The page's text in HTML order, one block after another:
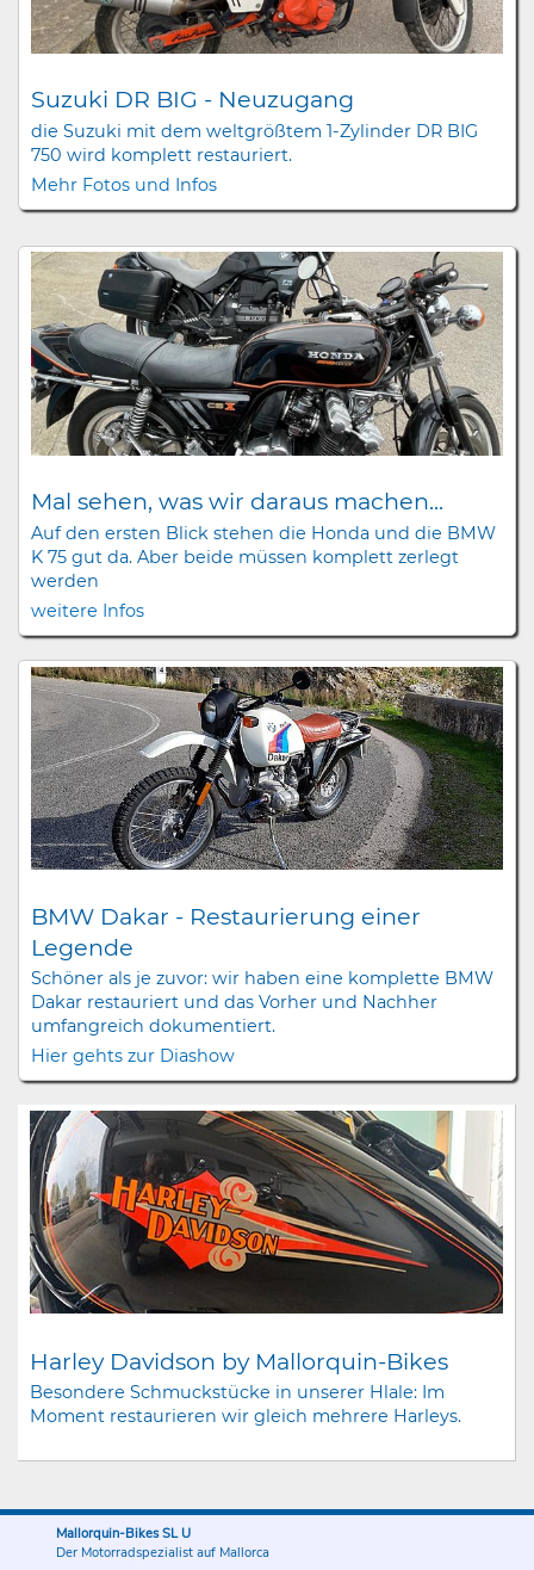
Suzuki DR BIG - Neuzugang
die Suzuki mit dem weltgrößtem 1-Zylinder DR BIG
750 wird komplett restauriert.
Mehr Fotos und Infos
Mal sehen, was wir daraus machen...
Auf den ersten Blick stehen die Honda und die BMW
K 75 gut da. Aber beide müssen komplett zerlegt
werden
weitere Infos
BMW Dakar - Restaurierung einer
Legende
Schöner als je zuvor: wir haben eine komplette BMW
Dakar restauriert und das Vorher und Nachher
umfangreich dokumentiert.
Hier gehts zur Diashow
Harley Davidson by Mallorquin-Bikes
Besondere Schmuckstücke in unserer Hlale: Im
Moment restaurieren wir gleich mehrere Harleys.
Mallorquin-Bikes SL U
Der Motorradspezialist auf Mallorca